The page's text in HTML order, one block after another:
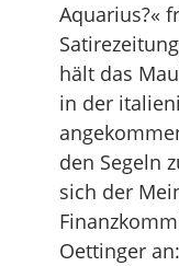
Aquarius?«
hält das
in der
den Segeln
sich der
Oettinger